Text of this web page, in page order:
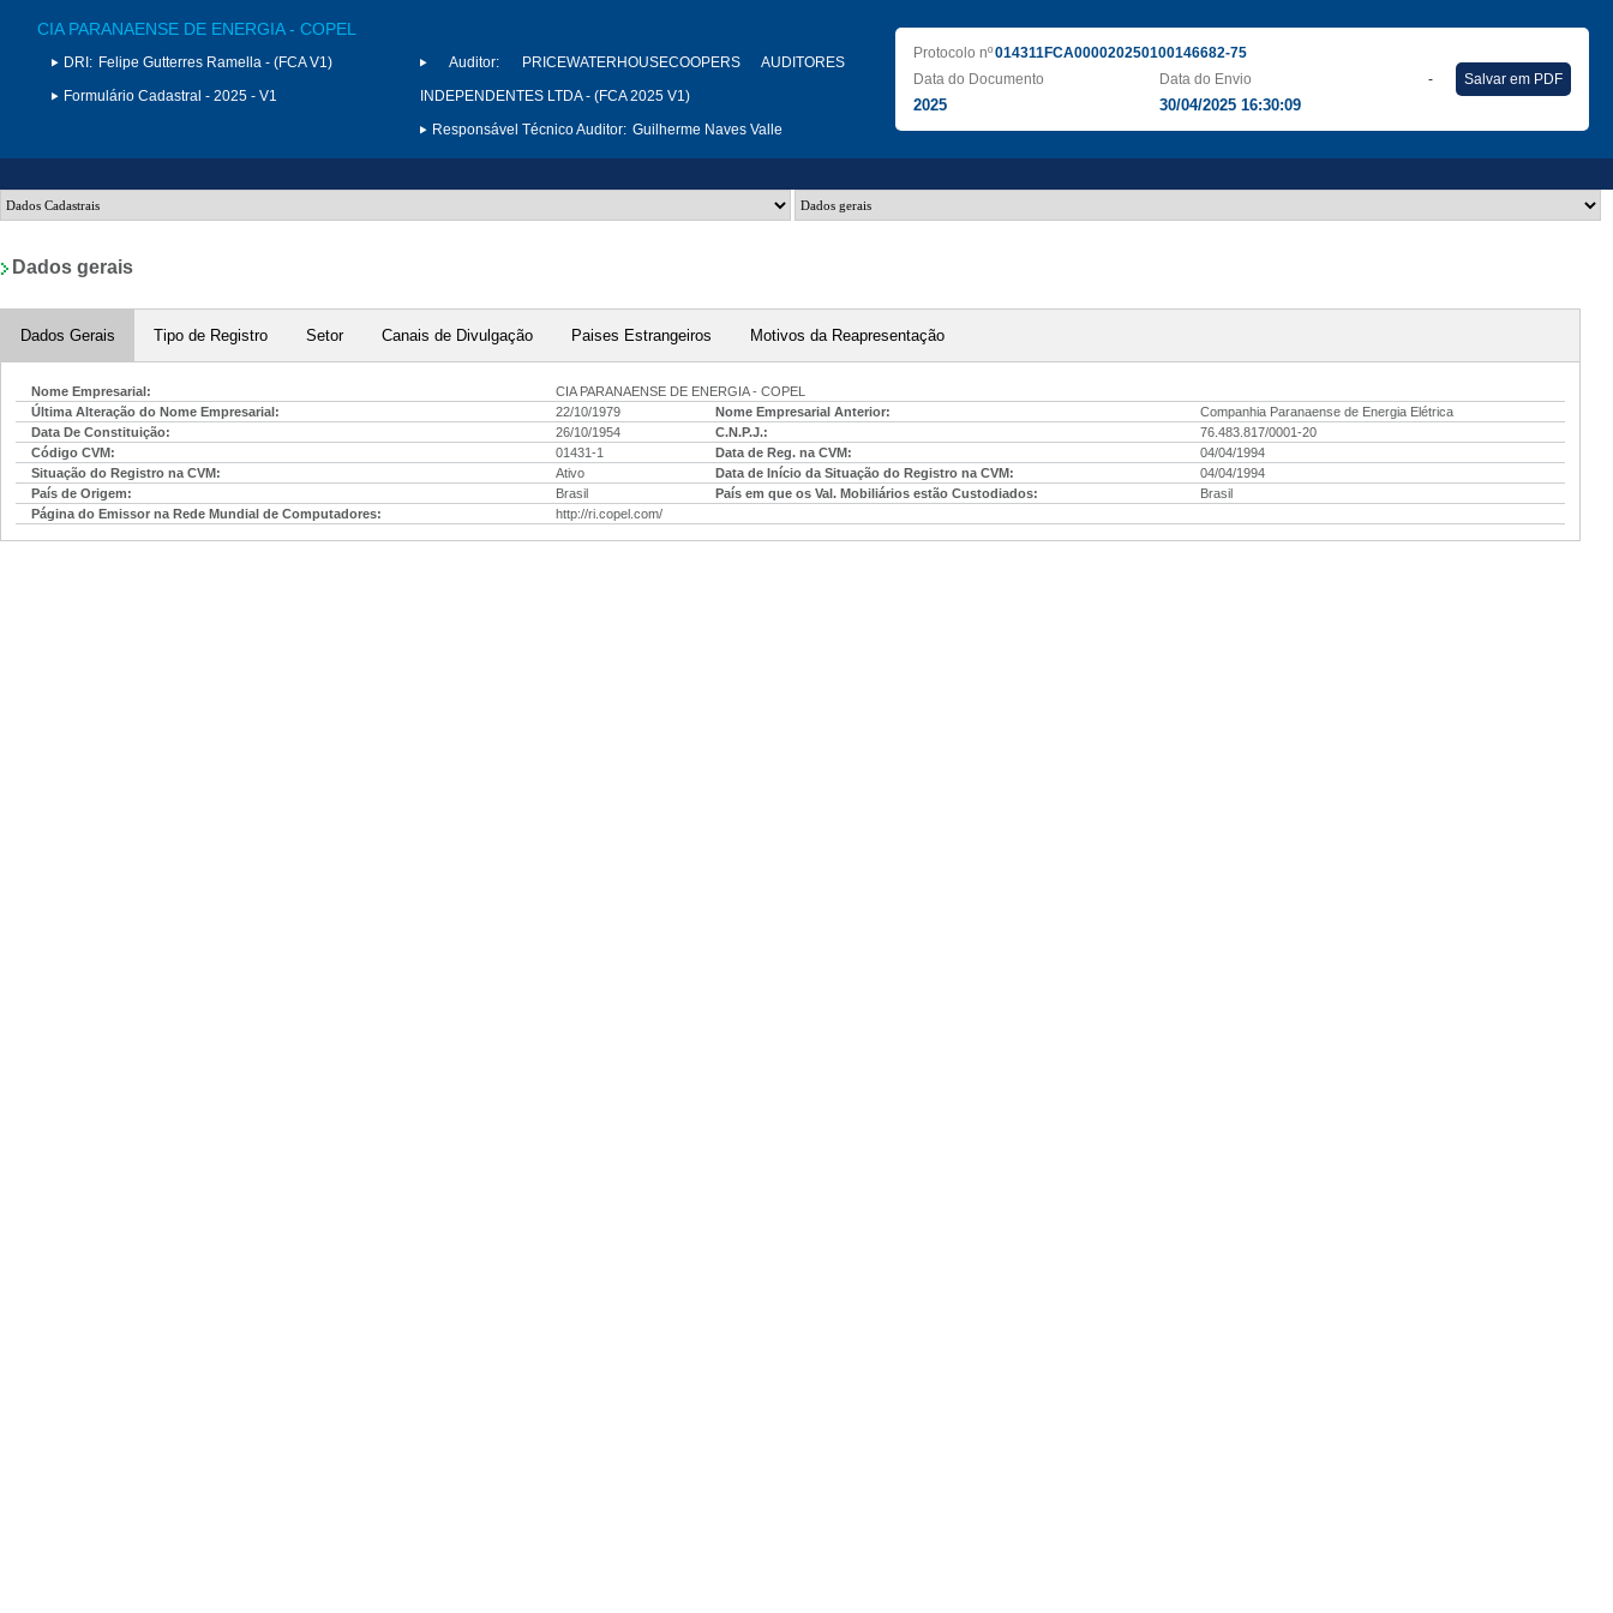
CIA PARANAENSE DE ENERGIA - COPEL
DRI: Felipe Gutterres Ramella - (FCA V1)
Formulário Cadastral - 2025 - V1
Auditor:
PRICEWATERHOUSECOOPERS AUDITORES
INDEPENDENTES LTDA - (FCA 2025 V1)
Responsável Técnico Auditor: Guilherme Naves Valle
Protocolo nº014311FCA000020250100146682-75
Data do Documento
2025
Data do Envio
30/04/2025 16:30:09
- Salvar em PDF